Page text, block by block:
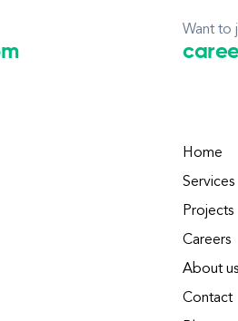
Want to
Home
Services
Projects
Careers
About us
Contact